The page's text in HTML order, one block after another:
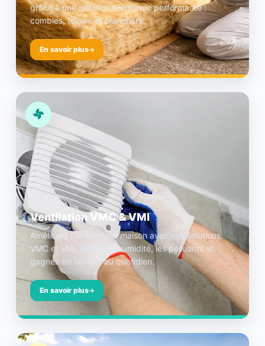
grâce à une isolation thermique performante :
combles, toiture et planchers.
En savoir plus
Ventilation VMC & VMI
Améliorez l’air de votre maison avec nos solutions
VMC et VMI. Éliminez l’humidité, les polluants et
gagnez en confort au quotidien.
En savoir plus